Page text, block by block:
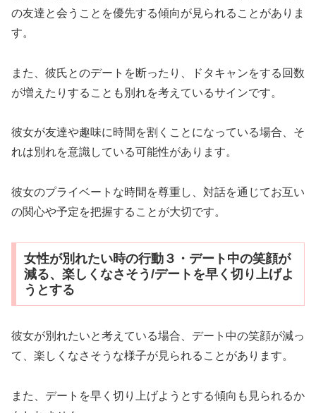
の友達と会うことを優先する傾向が見られることがありま
す。
また、彼氏とのデートを断ったり、ドタキャンをする回数
が増えたりすることも別れを考えているサインです。
彼女が友達や趣味に時間を割くことになっている場合、そ
れは別れを意識している可能性があります。
彼女のプライベートな時間を尊重し、対話を通じてお互い
の関心や予定を把握することが大切です。
女性が別れたい時の行動３・デート中の笑顔が
減る、楽しくなさそう/デートを早く切り上げよ
うとする
彼女が別れたいと考えている場合、デート中の笑顔が減っ
て、楽しくなさそうな様子が見られることがあります。
また、デートを早く切り上げようとする傾向も見られるか